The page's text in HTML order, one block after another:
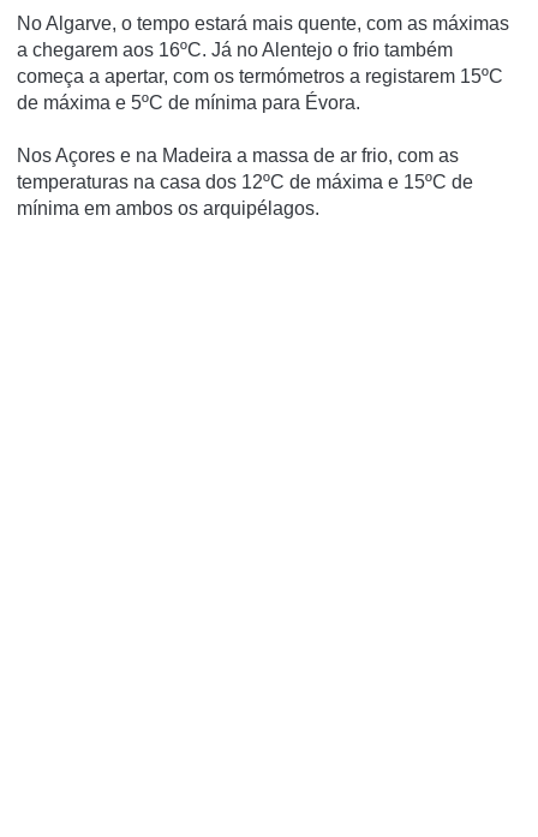
No Algarve, o tempo estará mais quente, com as máximas
a chegarem aos 16ºC. Já no Alentejo o frio também
começa a apertar, com os termómetros a registarem 15ºC
de máxima e 5ºC de mínima para Évora.
Nos Açores e na Madeira a massa de ar frio, com as
temperaturas na casa dos 12ºC de máxima e 15ºC de
mínima em ambos os arquipélagos.